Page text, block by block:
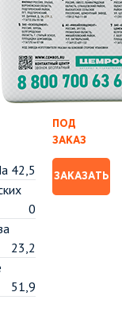
42,5
0
23,2
51,9
ПОД
ЗАКАЗ
ЗАКАЗАТЬ